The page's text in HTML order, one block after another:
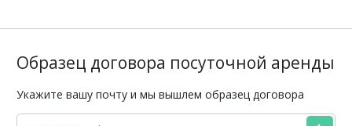
Образец договора посуточной аренды
Укажите вашу почту и мы вышлем образец договора